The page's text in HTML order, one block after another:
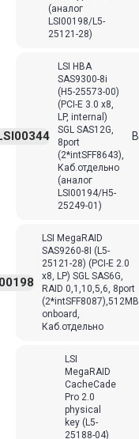
(аналог
LSI00198/L5-
25121-28)
LSI HBA
SAS9300-8i
(H5-25573-00)
(PCI-E 3.0 x8,
LP, internal)
SGL SAS12G,
8port
(2*intSFF8643),
Каб.отдельно
(аналог
LSI00194/H5-
25249-01)
LSI MegaRAID
SAS9260-8I (L5-
25121-28) (PCI-E 2.0
x8, LP) SGL SAS6G,
RAID 0,1,10,5,6, 8port
(2*intSFF8087),512MB
onboard,
Каб.отдельно
LSI
MegaRAID
CacheCade
Pro 2.0
physical
key (L5-
25188-04)